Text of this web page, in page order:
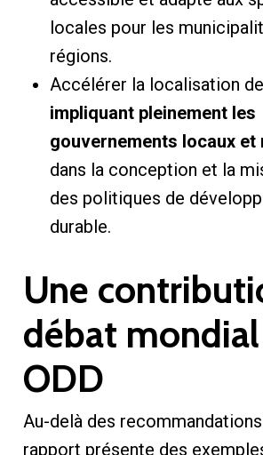
locales pour les
régions.
Accélérer la localisation
impliquant pleinement les
gouvernements locaux et
dans la conception et la
des politiques de
durable.
Une
débat
ODD
Au-delà des
rapport présente des